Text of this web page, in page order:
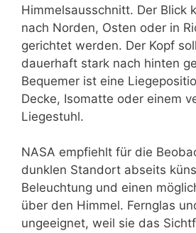
Himmelsausschnitt. Der Blick
nach Norden, Osten oder in
gerichtet werden. Der Kopf
dauerhaft stark nach hinten
Bequemer ist eine
Decke, Isomatte oder einem
Liegestuhl.
NASA empfiehlt für die
dunklen Standort abseits
Beleuchtung und einen
über den Himmel. Fernglas
ungeeignet, weil sie das